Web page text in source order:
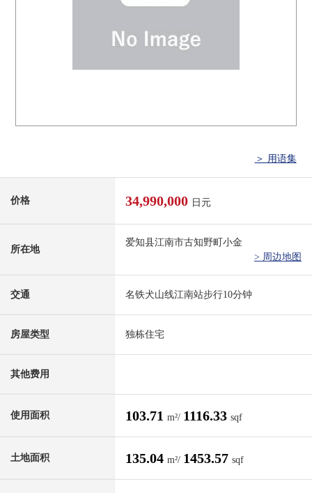
＞ 用语集
价格 34,990,000 日元
所在地
爱知县江南市古知野町小金
> 周边地图
交通 名铁犬山线江南站步行10分钟
房屋类型 独栋住宅
其他费用
使用面积 103.71 m²/ 1116.33 sqf
土地面积 135.04 m²/ 1453.57 sqf